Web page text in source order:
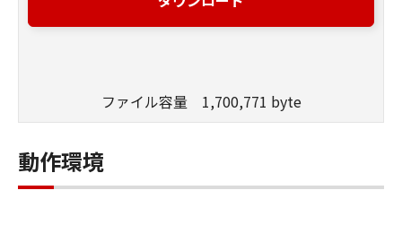
ファイル容量 1,700,771 byte
動作環境